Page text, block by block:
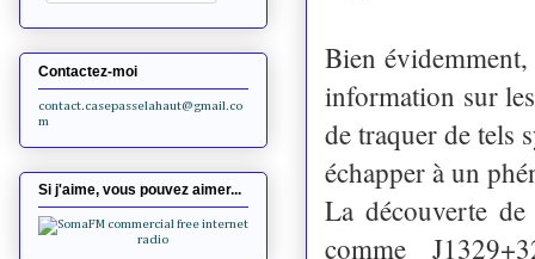
Bien
information sur
de traquer de tels
échapper à un
La découverte
comme
Contactez-moi
contact.casepasselahaut@gmail.co
m
Si j'aime, vous pouvez aimer...